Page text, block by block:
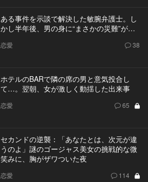
ある事件を示談で解決した敏腕弁護士。し
かし半年後、男の身に“まさかの災難”が…
恋愛 38
ホテルのBARで隣の席の男と意気投合し
て…。翌朝、女が激しく動揺した出来事
恋愛 65
セカンドの逆襲：「あなたとは、次元が違
うのよ」謎のゴージャス美女の挑戦的な微
笑みに、胸がザワついた夜
恋愛 114